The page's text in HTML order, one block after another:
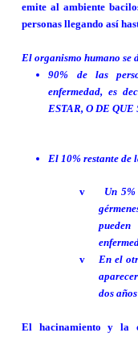
emite al ambiente
personas llegando así
El organismo humano se
90% de las
enfermedad, es
ESTAR, O DE
El 10% restante de
v Un
v
En el
dos
El hacinamiento y la